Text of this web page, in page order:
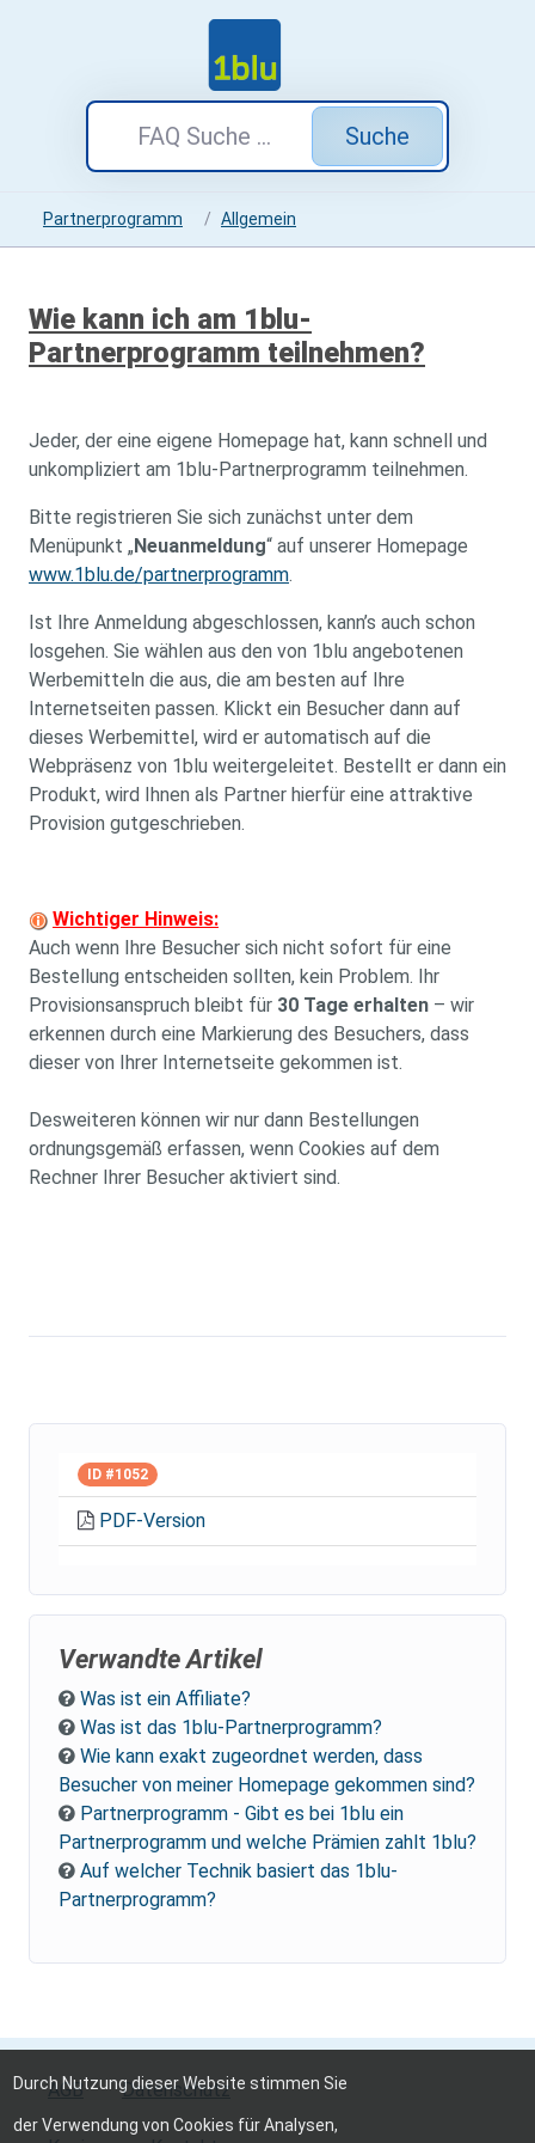
Suche
Partnerprogramm Allgemein
Wie kann ich am 1blu-
Partnerprogramm teilnehmen?
Jeder, der eine eigene Homepage hat, kann schnell und
unkompliziert am 1blu-Partnerprogramm teilnehmen.
Bitte registrieren Sie sich zunächst unter dem
Menüpunkt „Neuanmeldung“ auf unserer Homepage
www.1blu.de/partnerprogramm.
Ist Ihre Anmeldung abgeschlossen, kann’s auch schon
losgehen. Sie wählen aus den von 1blu angebotenen
Werbemitteln die aus, die am besten auf Ihre
Internetseiten passen. Klickt ein Besucher dann auf
dieses Werbemittel, wird er automatisch auf die
Webpräsenz von 1blu weitergeleitet. Bestellt er dann ein
Produkt, wird Ihnen als Partner hierfür eine attraktive
Provision gutgeschrieben.
Wichtiger Hinweis:
Auch wenn Ihre Besucher sich nicht sofort für eine
Bestellung entscheiden sollten, kein Problem. Ihr
Provisionsanspruch bleibt für 30 Tage erhalten – wir
erkennen durch eine Markierung des Besuchers, dass
dieser von Ihrer Internetseite gekommen ist.
Desweiteren können wir nur dann Bestellungen
ordnungsgemäß erfassen, wenn Cookies auf dem
Rechner Ihrer Besucher aktiviert sind.
ID #1052
PDF-Version
Verwandte Artikel
Was ist ein Affiliate?
Was ist das 1blu-Partnerprogramm?
Wie kann exakt zugeordnet werden, dass
Besucher von meiner Homepage gekommen sind?
Partnerprogramm - Gibt es bei 1blu ein
Partnerprogramm und welche Prämien zahlt 1blu?
Auf welcher Technik basiert das 1blu-
Partnerprogramm?
AGB Datenschutz
Durch Nutzung dieser Website stimmen Sie
der Verwendung von Cookies für Analysen,